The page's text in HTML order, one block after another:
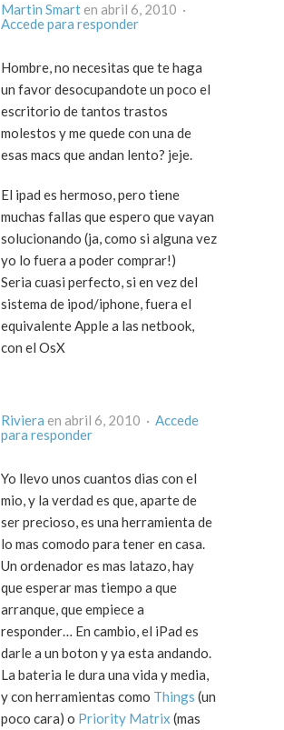
Martin Smart
en abril 6, 2010 ·
Accede para responder
Hombre, no necesitas que te haga
un favor desocupandote un poco el
escritorio de tantos trastos
molestos y me quede con una de
esas macs que andan lento? jeje.
El ipad es hermoso, pero tiene
muchas fallas que espero que vayan
solucionando (ja, como si alguna vez
yo lo fuera a poder comprar!)
Seria cuasi perfecto, si en vez del
sistema de ipod/iphone, fuera el
equivalente Apple a las netbook,
con el OsX
Riviera en abril 6, 2010 · Accede
para responder
Yo llevo unos cuantos dias con el
mio, y la verdad es que, aparte de
ser precioso, es una herramienta de
lo mas comodo para tener en casa.
Un ordenador es mas latazo, hay
que esperar mas tiempo a que
arranque, que empiece a
responder… En cambio, el iPad es
darle a un boton y ya esta andando.
La bateria le dura una vida y media,
y con herramientas como Things (un
poco cara) o Priority Matrix (mas